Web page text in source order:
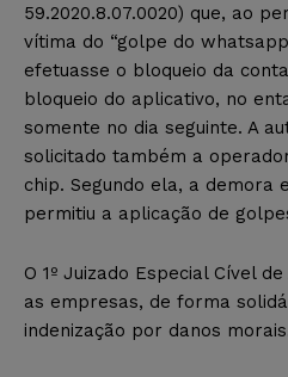
59.2020.8.07.0020) que, ao
vítima do “golpe do
efetuasse o bloqueio da
bloqueio do aplicativo, no
somente no dia seguinte. A
solicitado também a
chip. Segundo ela, a demora
permitiu a aplicação de
O 1º Juizado Especial Cível
as empresas, de forma
indenização por danos